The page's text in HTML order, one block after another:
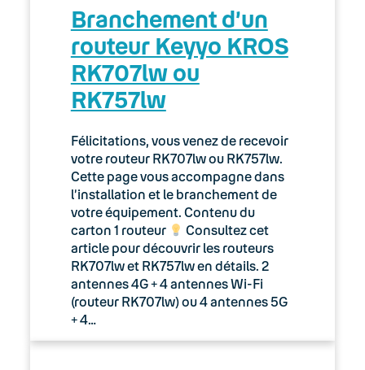
Branchement d’un
routeur Keyyo KROS
RK707lw ou
RK757lw
Félicitations, vous venez de recevoir
votre routeur RK707lw ou RK757lw.
Cette page vous accompagne dans
l’installation et le branchement de
votre équipement. Contenu du
carton 1 routeur
Consultez cet
article pour découvrir les routeurs
RK707lw et RK757lw en détails. 2
antennes 4G + 4 antennes Wi-Fi
(routeur RK707lw) ou 4 antennes 5G
+ 4…